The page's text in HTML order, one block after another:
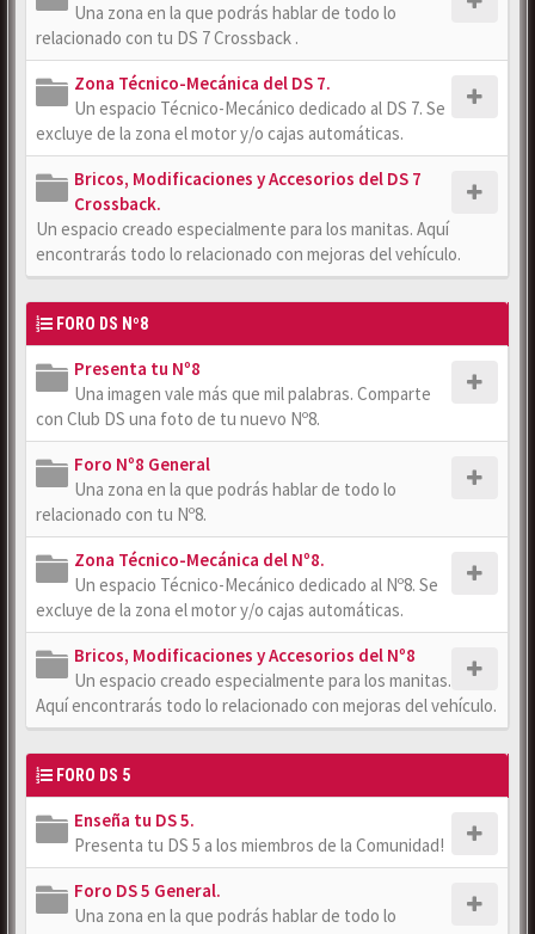
Una zona en la que podrás hablar de todo lo
relacionado con tu DS 7 Crossback .
Zona Técnico-Mecánica del DS 7.
Un espacio Técnico-Mecánico dedicado al DS 7. Se
excluye de la zona el motor y/o cajas automáticas.
Bricos, Modificaciones y Accesorios del DS 7
Crossback.
Un espacio creado especialmente para los manitas. Aquí
encontrarás todo lo relacionado con mejoras del vehículo.
FORO DS Nº8
Presenta tu Nº8
Una imagen vale más que mil palabras. Comparte
con Club DS una foto de tu nuevo Nº8.
Foro Nº8 General
Una zona en la que podrás hablar de todo lo
relacionado con tu Nº8.
Zona Técnico-Mecánica del Nº8.
Un espacio Técnico-Mecánico dedicado al Nº8. Se
excluye de la zona el motor y/o cajas automáticas.
Bricos, Modificaciones y Accesorios del Nº8
Un espacio creado especialmente para los manitas.
Aquí encontrarás todo lo relacionado con mejoras del vehículo.
FORO DS 5
Enseña tu DS 5.
Presenta tu DS 5 a los miembros de la Comunidad!
Foro DS 5 General.
Una zona en la que podrás hablar de todo lo